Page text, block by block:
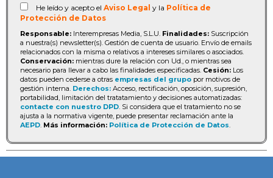
He leído y acepto el Aviso Legal y la Política de
Protección de Datos
Responsable: Interempresas Media, S.L.U. Finalidades: Suscripción
a nuestra(s) newsletter(s). Gestión de cuenta de usuario. Envío de emails
relacionados con la misma o relativos a intereses similares o asociados.
Conservación: mientras dure la relación con Ud., o mientras sea
necesario para llevar a cabo las finalidades especificadas. Cesión: Los
datos pueden cederse a otras empresas del grupo por motivos de
gestión interna. Derechos: Acceso, rectificación, oposición, supresión,
portabilidad, limitación del tratatamiento y decisiones automatizadas:
contacte con nuestro DPD . Si considera que el tratamiento no se
ajusta a la normativa vigente, puede presentar reclamación ante la
AEPD Más información: Política de Protección de Datos